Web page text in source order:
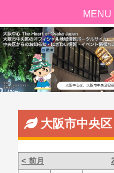
大阪市中央
< 前月